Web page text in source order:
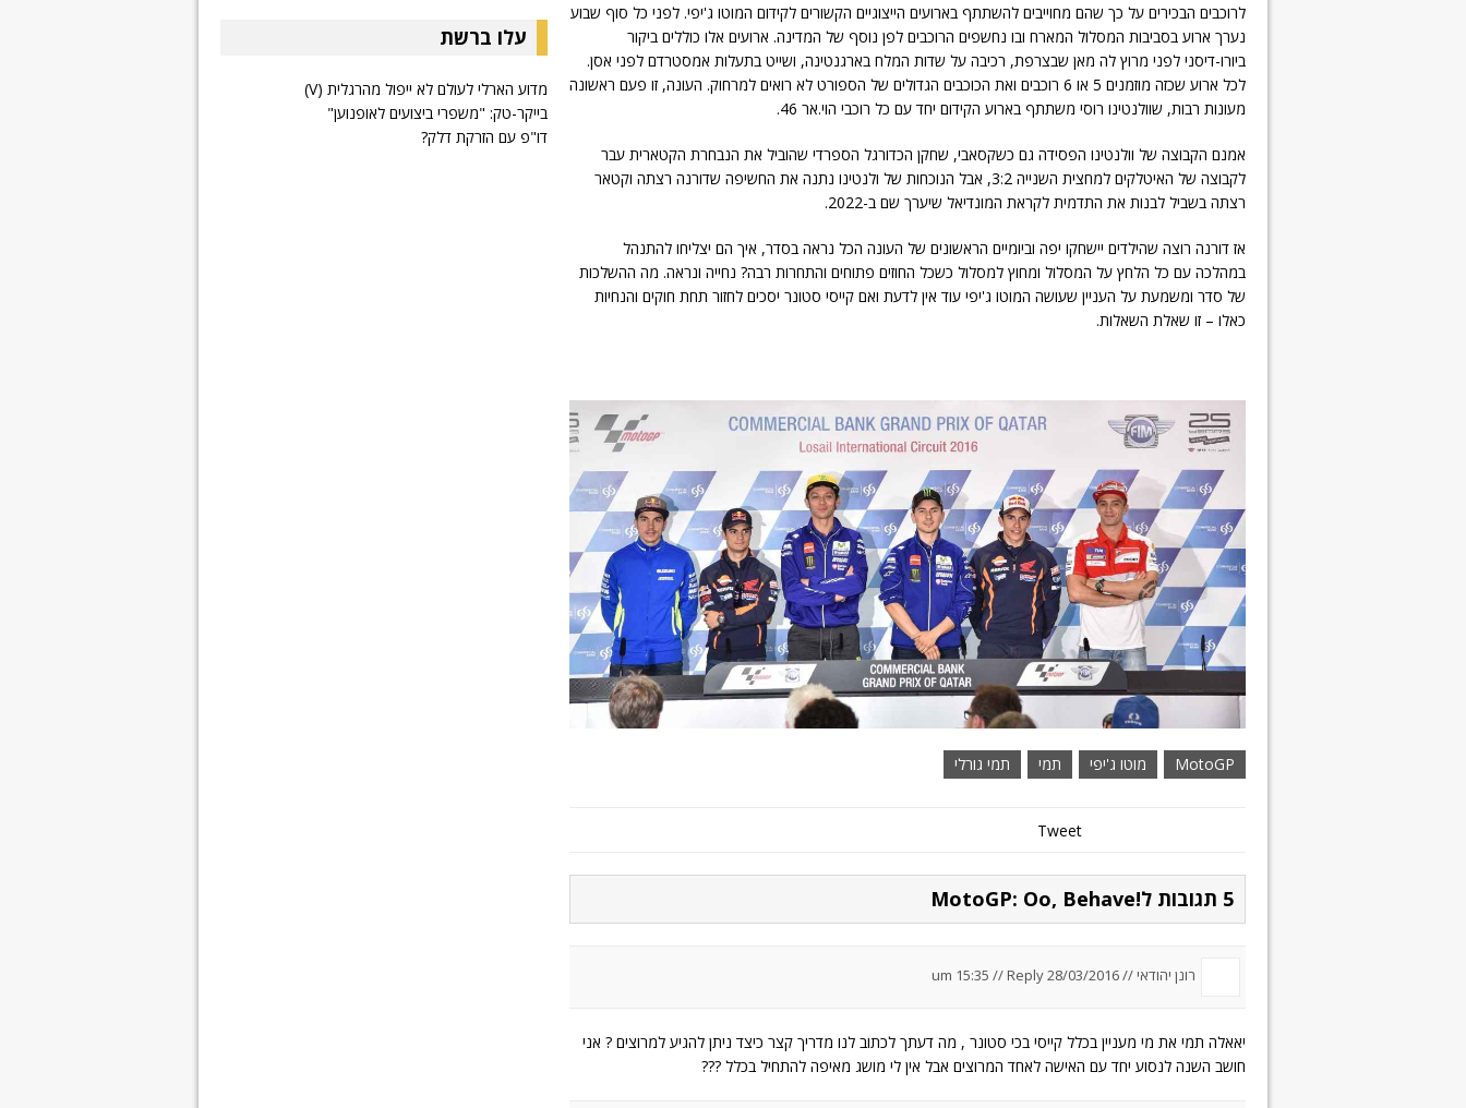
לרוכבים הבכירים על כך שהם מחוייבים להשתתף בארועים הייצוגיים הקשורים לקידום המוטו ג'יפי. לפני כל סוף שבוע
נערך ארוע בסביבות המסלול המארח ובו נחשפים הרוכבים לפן נוסף של המדינה. ארועים אלו כוללים ביקור
ביורו-דיסני לפני מרוץ לה מאן שבצרפת, רכיבה על שדות המלח בארגנטינה, ושייט בתעלות אמסטרדם לפני אסן.
לכל ארוע שכזה מוזמנים 5 או 6 רוכבים ואת הכוכבים הגדולים של הספורט לא רואים למרחוק. העונה, זו פעם ראשונה
מעונות רבות, שוולנטינו רוסי משתתף בארוע הקידום יחד עם כל רוכבי הוי.אר 46.
אמנם הקבוצה של וולנטינו הפסידה גם כשקסאבי, שחקן הכדורגל הספרדי שהוביל את הנבחרת הקטארית עבר
לקבוצה של האיטלקים למחצית השנייה 3:2, אבל הנוכחות של ולנטינו נתנה את החשיפה שדורנה רצתה וקטאר
רצתה בשביל לבנות את התדמית לקראת המונדיאל שיערך שם ב-2022.
אז דורנה רוצה שהילדים יישחקו יפה וביומיים הראשונים של העונה הכל נראה בסדר, איך הם יצליחו להתנהל
במהלכה עם כל הלחץ על המסלול ומחוץ למסלול כשכל החוזים פתוחים והתחרות רבה? נחייה ונראה. מה ההשלכות
של סדר ומשמעת על העניין שעושה המוטו ג'יפי עוד אין לדעת ואם קייסי סטונר יסכים לחזור תחת חוקים והנחיות
כאלו – זו שאלת השאלות.
MotoGP מוטו ג'יפי תמי תמי גורלי
Tweet
5 תגובות ל!MotoGP: Oo, Behave
רונן יהודאי //28/03/2016 um 15:35
//Reply
יאאלה תמי את מי מעניין בכלל קייסי בכי סטונר , מה דעתך לכתוב לנו מדריך קצר כיצד ניתן להגיע למרוצים ? אני
חושב השנה לנסוע יחד עם האישה לאחד המרוצים אבל אין לי מושג מאיפה להתחיל בכלל ???
עלו ברשת
מדוע הארלי לעולם לא ייפול מהרגלית (V)
בייקר-טק: "משפרי ביצועים לאופנוען"
דו"פ עם הזרקת דלק?